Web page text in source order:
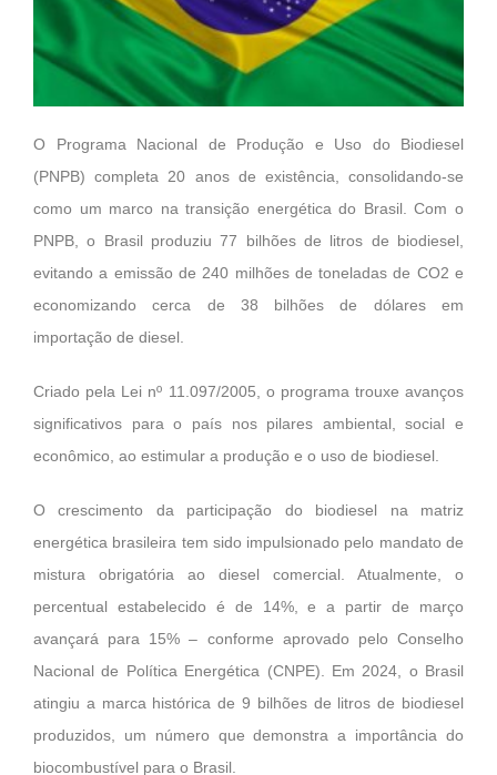
O Programa Nacional de Produção e Uso do Biodiesel
(PNPB) completa 20 anos de existência, consolidando-se
como um marco na transição energética do Brasil. Com o
PNPB, o Brasil produziu 77 bilhões de litros de biodiesel,
evitando a emissão de 240 milhões de toneladas de CO2 e
economizando cerca de 38 bilhões de dólares em
importação de diesel.
Criado pela Lei nº 11.097/2005, o programa trouxe avanços
significativos para o país nos pilares ambiental, social e
econômico, ao estimular a produção e o uso de biodiesel.
O crescimento da participação do biodiesel na matriz
energética brasileira tem sido impulsionado pelo mandato de
mistura obrigatória ao diesel comercial. Atualmente, o
percentual estabelecido é de 14%, e a partir de março
avançará para 15% – conforme aprovado pelo Conselho
Nacional de Política Energética (CNPE). Em 2024, o Brasil
atingiu a marca histórica de 9 bilhões de litros de biodiesel
produzidos, um número que demonstra a importância do
biocombustível para o Brasil.